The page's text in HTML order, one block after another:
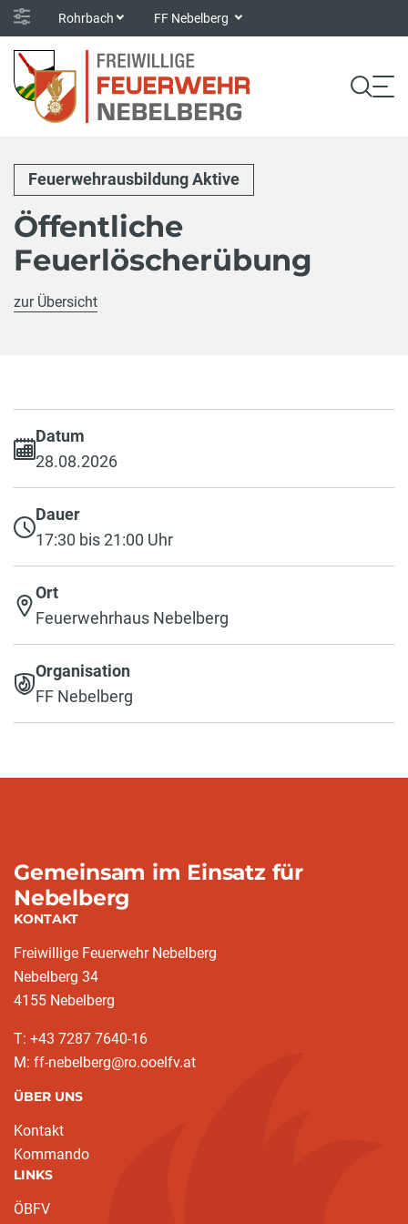
Rohrbach FF Nebelberg
Feuerwehrausbildung Aktive
Öffentliche
Feuerlöscherübung
zur Übersicht
Datum
28.08.2026
Dauer
17:30 bis 21:00 Uhr
Ort
Feuerwehrhaus Nebelberg
Organisation
FF Nebelberg
Gemeinsam im Einsatz für
Nebelberg
KONTAKT
Freiwillige Feuerwehr Nebelberg
Nebelberg 34
4155 Nebelberg
T: +43 7287 7640-16
M: ff-nebelberg@ro.ooelfv.at
ÜBER UNS
Kontakt
Kommando
LINKS
ÖBFV